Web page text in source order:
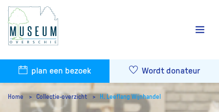
plan een bezoek Wordt donateur
Home Collectie-overzicht H. Leeflang Wijnhandel